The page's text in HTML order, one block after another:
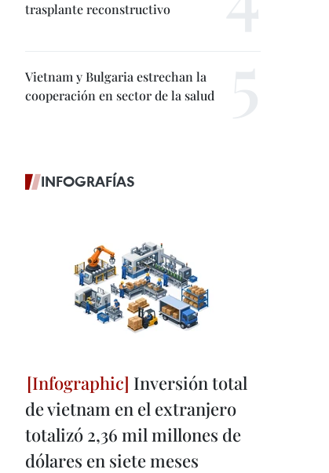
trasplante reconstructivo
Vietnam y Bulgaria estrechan la
cooperación en sector de la salud
INFOGRAFÍAS
Inversión total
de vietnam en el extranjero
totalizó 2,36 mil millones de
dólares en siete meses